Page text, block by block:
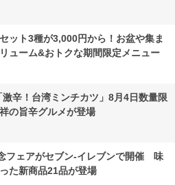
ット3種が3,000円から！お盆や集ま
ューム&おトクな期間限定メニュー
辛！台湾ミンチカツ」8月4日数量限
の旨辛グルメが登場
フェアがセブン-イレブンで開催 味
た新商品21品が登場